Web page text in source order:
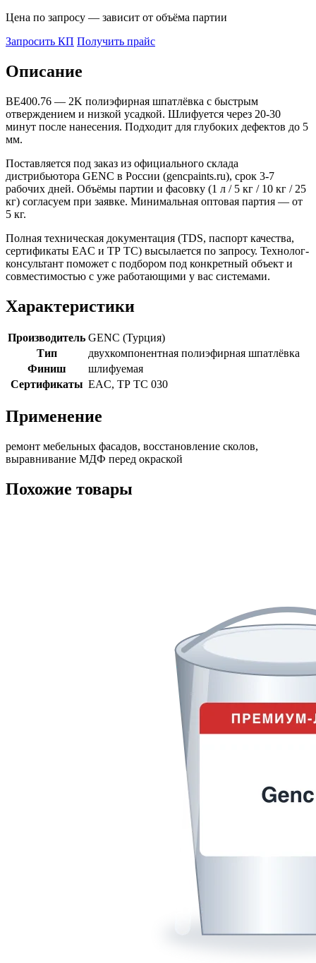
Цена по запросу — зависит от объёма партии
Запросить КП Получить прайс
Описание
BE400.76 — 2K полиэфирная шпатлёвка с быстрым
отверждением и низкой усадкой. Шлифуется через 20-30
минут после нанесения. Подходит для глубоких дефектов до 5
мм.
Поставляется под заказ из официального склада
дистрибьютора GENC в России (gencpaints.ru), срок 3-7
рабочих дней. Объёмы партии и фасовку (1 л / 5 кг / 10 кг / 25
кг) согласуем при заявке. Минимальная оптовая партия — от
5 кг.
Полная техническая документация (TDS, паспорт качества,
сертификаты EAC и ТР ТС) высылается по запросу. Технолог-
консультант поможет с подбором под конкретный объект и
совместимостью с уже работающими у вас системами.
Характеристики
Производитель GENC (Турция)
Тип
двухкомпонентная полиэфирная шпатлёвка
Финиш
шлифуемая
Сертификаты EAC, ТР ТС 030
Применение
ремонт мебельных фасадов, восстановление сколов,
выравнивание МДФ перед окраской
Похожие товары